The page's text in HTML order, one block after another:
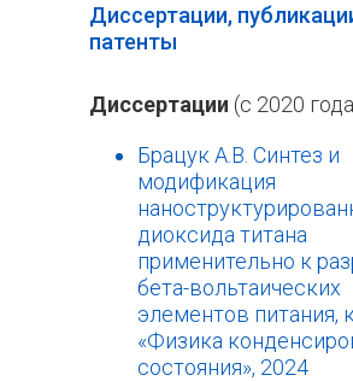
Диссертации,
патенты
Диссертации (с 2020
Брацук А.В. Синтез и
модификация
диоксида титана
применительно к
бета-вольтаических
элементов питания,
«Физика
состояния», 2024